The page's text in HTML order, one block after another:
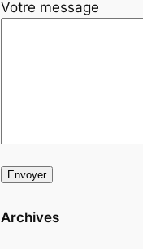
Votre message
Archives